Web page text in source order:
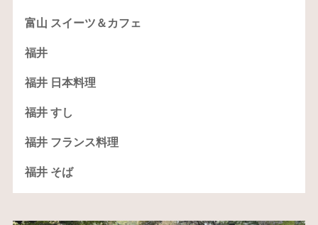
富山 スイーツ＆カフェ
福井
福井 日本料理
福井 すし
福井 フランス料理
福井 そば